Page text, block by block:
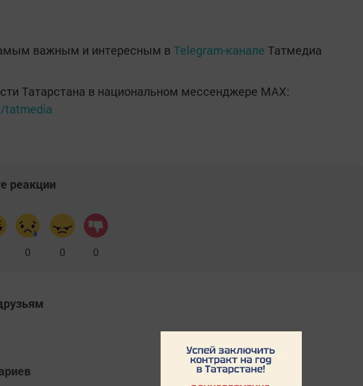
важным и интересным в Telegram-канале Татмедиа
Татарстана в национальном мессенджере MАХ:
tatmedia
реакции
0 0 0